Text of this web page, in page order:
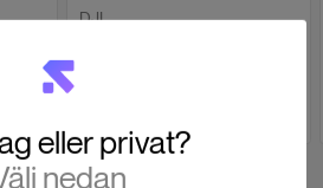
DJI
eller privat?
nedan